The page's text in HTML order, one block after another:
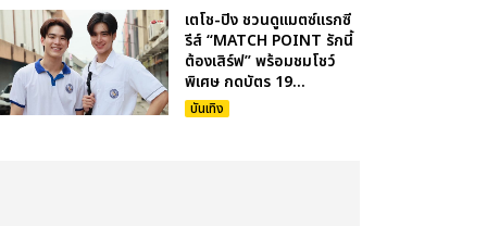
เตโช-ปิง ชวนดูแมตซ์แรกซี
รีส์ “MATCH POINT รักนี้
ต้องเสิร์ฟ” พร้อมชมโชว์
พิเศษ กดบัตร 19...
บันเทิง